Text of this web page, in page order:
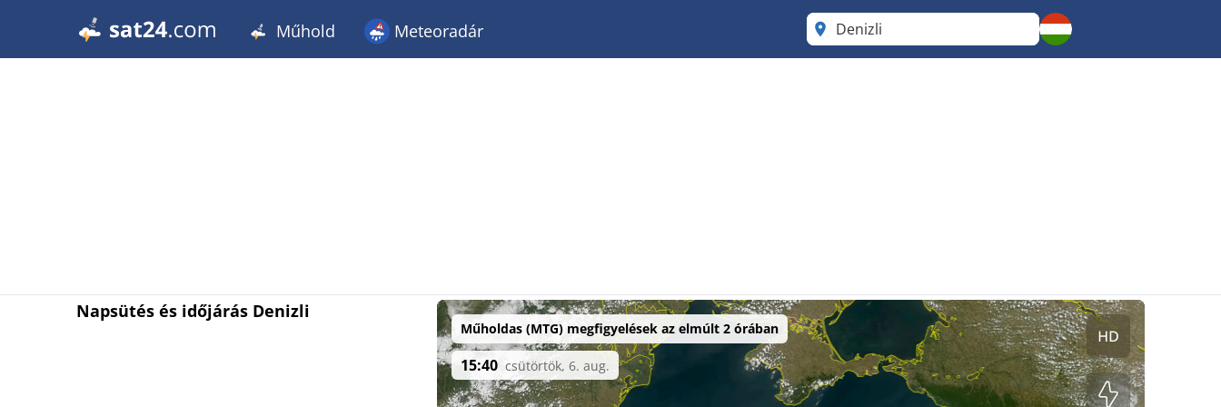
Műhold Meteoradár Denizli
Napsütés és időjárás Denizli
Műholdas (MTG) megfigyelések az elmúlt 2 órában
15:40 csütörtök, 6. aug.